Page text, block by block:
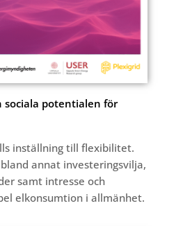
sociala potentialen för
inställning till flexibilitet.
annat investeringsvilja,
samt intresse och
elkonsumtion i allmänhet.